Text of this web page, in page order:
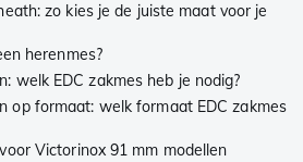
zo kies je de juiste maat voor je
herenmes?
welk EDC zakmes heb je nodig?
op formaat: welk formaat EDC zakmes
Victorinox 91 mm modellen